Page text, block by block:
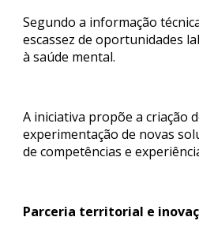
Segundo a informação
escassez de oportunidades
à saúde mental.
A iniciativa propõe a criação
experimentação de novas
de competências e
Parceria territorial e